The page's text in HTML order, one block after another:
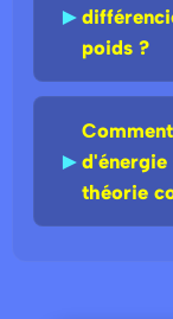
►
poids ?
► d'énergie
théorie